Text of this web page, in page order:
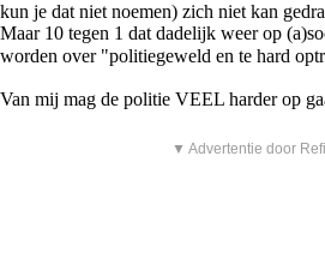
kun je dat niet noemen) zich niet kan
Maar 10 tegen 1 dat dadelijk weer op
worden over "politiegeweld en te hard
Van mij mag de politie VEEL harder op
▼ Advertentie door